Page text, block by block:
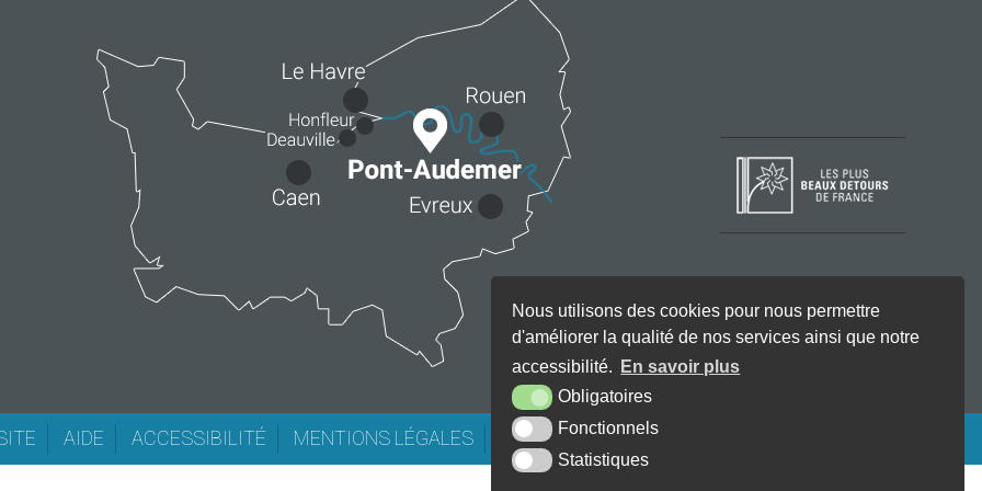
Nous utilisons des cookies pour nous permettre
d'améliorer la qualité de nos services ainsi que notre
accessibilité.
En savoir plus
Obligatoires
Fonctionnels
Statistiques
AIDE ACCESSIBILITÉ MENTIONS LÉGALES KREA3